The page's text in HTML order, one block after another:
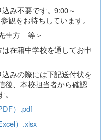
み不要です。 9:00～
観をお待ちしています。
生方 等＞
在籍中学校を通してお申
みの際には下記送付状を
後、本校担当者から確認
）.pdf
）.xlsx